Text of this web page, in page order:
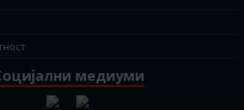
медиуми